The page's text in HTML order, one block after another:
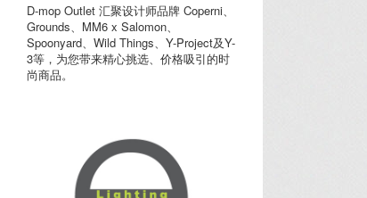
D-mop Outlet 汇聚设计师品牌 Coperni、
Grounds、MM6 x Salomon、
Spoonyard、Wild Things、Y-Project及Y-
3等，为您带来精心挑选、价格吸引的时
尚商品。